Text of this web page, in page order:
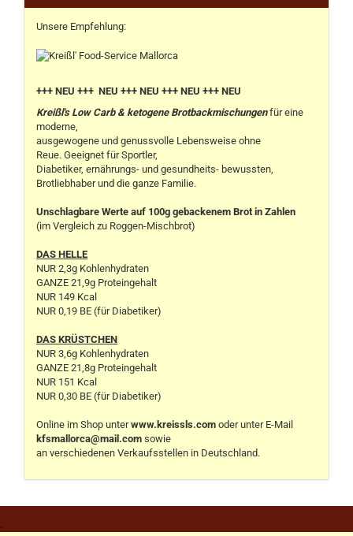
Unsere Empfehlung:
+++ NEU +++ NEU +++ NEU +++ NEU +++ NEU
Kreißl's Low Carb & ketogene Brotbackmischungenfür eine
moderne,
ausgewogene und genussvolle Lebensweise ohne
Reue. Geeignet für Sportler,
Diabetiker, ernährungs- und gesundheits- bewussten,
Brotliebhaber und die ganze Familie.
Unschlagbare Werte auf 100g gebackenem Brot in Zahlen
(im Vergleich zu Roggen-Mischbrot)
DAS HELLE
NUR 2,3g Kohlenhydraten
GANZE 21,9g Proteingehalt
NUR 149 Kcal
NUR 0,19 BE (für Diabetiker)
DAS KRÜSTCHEN
NUR 3,6g Kohlenhydraten
GANZE 21,8g Proteingehalt
NUR 151 Kcal
NUR 0,30 BE (für Diabetiker)
Online im Shop unterwww.kreissls.com oder unter E-Mail
kfsmallorca@mail.com sowie
an verschiedenen Verkaufsstellen in Deutschland.
.